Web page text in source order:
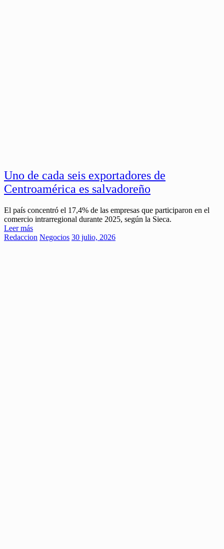
Uno de cada seis exportadores de
Centroamérica es salvadoreño
El país concentró el 17,4% de las empresas que participaron en el
comercio intrarregional durante 2025, según la Sieca.
Leer más
Redaccion Negocios 30 julio, 2026